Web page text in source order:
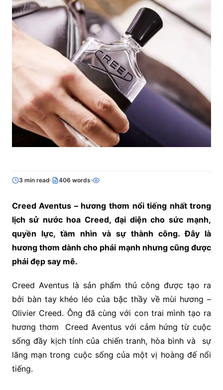
3 min read 406 words
Creed Aventus – hương thơm nổi tiếng nhất trong
lịch sử nước hoa Creed, đại diện cho sức mạnh,
quyền lực, tầm nhìn và sự thành công. Đây là
hương thơm dành cho phái mạnh nhưng cũng được
phái đẹp say mê.
Creed Aventus là sản phẩm thủ công được tạo ra
bởi bàn tay khéo léo của bậc thầy về mùi hương –
Olivier Creed. Ông đã cùng với con trai mình tạo ra
hương thơm Creed Aventus với cảm hứng từ cuộc
sống đầy kịch tính của chiến tranh, hòa bình và sự
lãng mạn trong cuộc sống của một vị hoàng đế nổi
tiếng.